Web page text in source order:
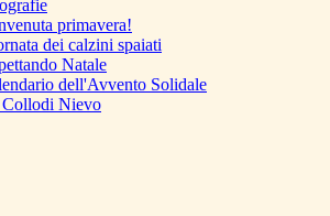
primavera!
dei calzini spaiati
Natale
dell'Avvento Solidale
Nievo